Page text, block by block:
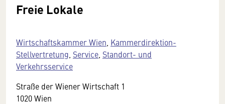
Freie Lokale
Wirtschaftskammer Wien Kammerdirektion-
Stellvertretung Service Standort- und
Verkehrsservice
Straße der Wiener Wirtschaft 1
1020 Wien